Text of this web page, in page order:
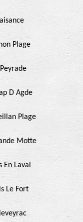
Plage
D Agde
Plage
Motte
Laval
Le Fort